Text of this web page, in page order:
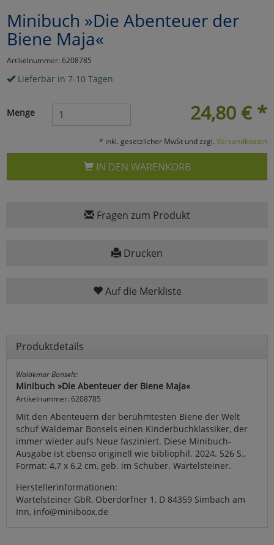
Minibuch »Die Abenteuer der
Biene Maja«
Artikelnummer: 6208785
Lieferbar in 7-10 Tagen
24,80 € *
Menge
* inkl. gesetzlicher MwSt und zzgl. Versandkosten
IN DEN WARENKORB
Fragen zum Produkt
Drucken
Auf die Merkliste
Produktdetails
Waldemar Bonsels:
Minibuch »Die Abenteuer der Biene Maja«
Artikelnummer: 6208785
Mit den Abenteuern der berühmtesten Biene der Welt
schuf Waldemar Bonsels einen Kinderbuchklassiker, der
immer wieder aufs Neue fasziniert. Diese Minibuch-
Ausgabe ist ebenso originell wie bibliophil. 2024. 526 S.,
Format: 4,7 x 6,2 cm, geb. im Schuber. Wartelsteiner.
Herstellerinformationen:
Wartelsteiner GbR, Oberdorfner 1, D 84359 Simbach am
Inn, info@miniboox.de
Marketing
Umfragetools
Cookies
Alle Akzeptieren
Cookies
Einstellungen speichern
zurückzu Haupptseite